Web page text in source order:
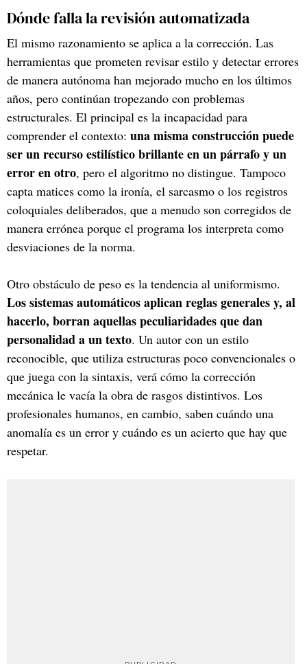
Dónde falla la revisión automatizada
El mismo razonamiento se aplica a la corrección. Las
herramientas que prometen revisar estilo y detectar errores
de manera autónoma han mejorado mucho en los últimos
años, pero continúan tropezando con problemas
estructurales. El principal es la incapacidad para
comprender el contexto: una misma construcción puede
ser un recurso estilístico brillante en un párrafo y un
error en otro, pero el algoritmo no distingue. Tampoco
capta matices como la ironía, el sarcasmo o los registros
coloquiales deliberados, que a menudo son corregidos de
manera errónea porque el programa los interpreta como
desviaciones de la norma.
Otro obstáculo de peso es la tendencia al uniformismo.
Los sistemas automáticos aplican reglas generales y, al
hacerlo, borran aquellas peculiaridades que dan
personalidad a un texto. Un autor con un estilo
reconocible, que utiliza estructuras poco convencionales o
que juega con la sintaxis, verá cómo la corrección
mecánica le vacía la obra de rasgos distintivos. Los
profesionales humanos, en cambio, saben cuándo una
anomalía es un error y cuándo es un acierto que hay que
respetar.